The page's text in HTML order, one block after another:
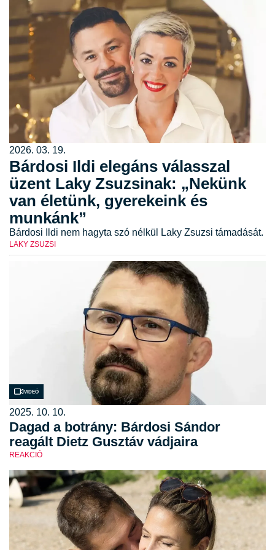
2026. 03. 19.
Bárdosi Ildi elegáns válasszal
üzent Laky Zsuzsinak: „Nekünk
van életünk, gyerekeink és
munkánk”
Bárdosi Ildi nem hagyta szó nélkül Laky Zsuzsi támadását.
LAKY ZSUZSI
Videó
2025. 10. 10.
Dagad a botrány: Bárdosi Sándor
reagált Dietz Gusztáv vádjaira
REAKCIÓ